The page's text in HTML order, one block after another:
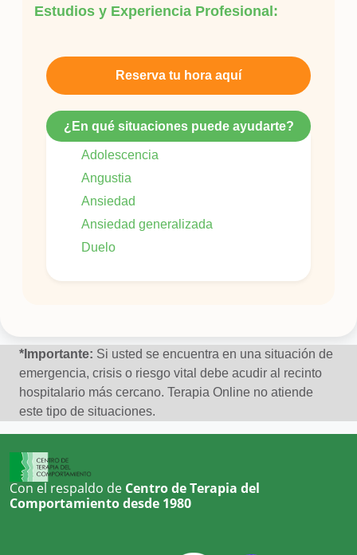
Estudios y Experiencia Profesional:
Reserva tu hora aquí
¿En qué situaciones puede ayudarte?
Adolescencia
Angustia
Ansiedad
Ansiedad generalizada
Duelo
*Importante: Si usted se encuentra en una situación de
emergencia, crisis o riesgo vital debe acudir al recinto
hospitalario más cercano. Terapia Online no atiende
este tipo de situaciones.
Con el respaldo de Centro de Terapia del
Comportamiento desde 1980